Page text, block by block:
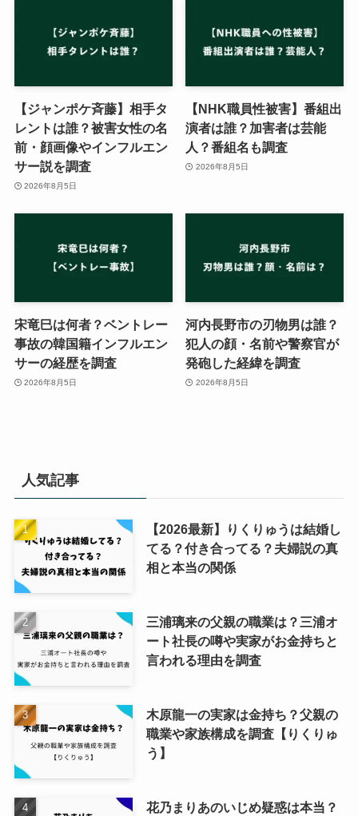
【ジャンポケ斉藤】相手タ
レントは誰？被害女性の名
前・顔画像やインフルエン
サー説を調査
2026年8月5日
【NHK職員性被害】番組出
演者は誰？加害者は芸能
人？番組名も調査
2026年8月5日
宋竜巳は何者？ベントレー
事故の韓国籍インフルエン
サーの経歴を調査
2026年8月5日
河内長野市の刃物男は誰？
犯人の顔・名前や警察官が
発砲した経緯を調査
2026年8月5日
人気記事
【2026最新】りくりゅうは結婚し
てる？付き合ってる？夫婦説の真
相と本当の関係
三浦璃来の父親の職業は？三浦オ
ート社長の噂や実家がお金持ちと
言われる理由を調査
木原龍一の実家は金持ち？父親の
職業や家族構成を調査【りくりゅ
う】
花乃まりあのいじめ疑惑は本当？